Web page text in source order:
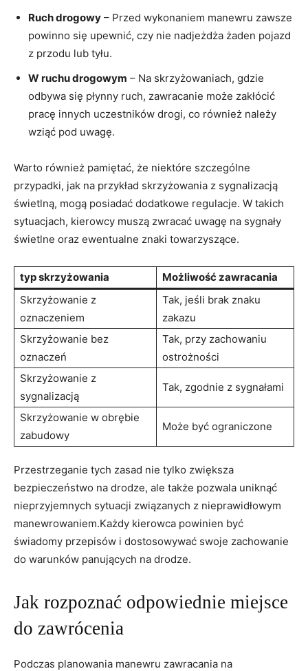
Ruch drogowy – Przed wykonaniem manewru zawsze
powinno się upewnić, czy nie nadjeżdża żaden pojazd
z przodu lub tyłu.
W ruchu drogowym – Na skrzyżowaniach, gdzie
odbywa się płynny ruch, zawracanie może zakłócić
pracę innych uczestników drogi, co również należy
wziąć pod uwagę.
Warto również pamiętać, że niektóre szczególne
przypadki, jak na przykład skrzyżowania z sygnalizacją
świetlną, mogą posiadać dodatkowe regulacje. W takich
sytuacjach, kierowcy muszą zwracać uwagę na sygnały
świetlne oraz ewentualne znaki towarzyszące.
typ skrzyżowania
Możliwość zawracania
Skrzyżowanie z
oznaczeniem
Tak, jeśli brak znaku
zakazu
Skrzyżowanie bez
oznaczeń
Tak, przy zachowaniu
ostrożności
Skrzyżowanie z
sygnalizacją
Tak, zgodnie z sygnałami
Skrzyżowanie w obrębie
zabudowy
Może być ograniczone
Przestrzeganie tych zasad nie tylko zwiększa
bezpieczeństwo na drodze, ale także pozwala uniknąć
nieprzyjemnych sytuacji związanych z nieprawidłowym
manewrowaniem.Każdy kierowca powinien być
świadomy przepisów i dostosowywać swoje zachowanie
do warunków panujących na drodze.
Jak rozpoznać odpowiednie miejsce
do zawrócenia
Podczas planowania manewru zawracania na